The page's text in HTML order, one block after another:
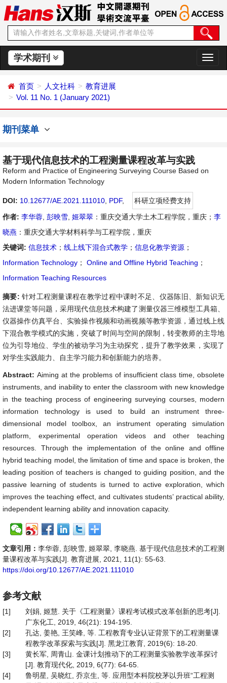
学术期刊
切
换
首页 人文社科
教育进展
Vol. 11 No. 1 (January 2021)
期刊菜单
基于现代信息技术的工程测量课程改革与实践
Reform and Practice of Engineering Surveying Course Based on
Modern Information Technology
DOI: 10.12677/AE.2021.111010 PDF,
科研立项经费支持
作者: 李华蓉 彭映雪 姬翠翠 ：重庆交通大学土木工程学院，重庆； 李
晓燕 ：重庆交通大学材料科学与工程学院，重庆
关键词: 信息技术 ； 线上线下混合式教学 ； 信息化教学资源 ；
Information Technology ； Online and Offline Hybrid Teaching ；
Information Teaching Resources
摘要: 针对工程测量课程在教学过程中课时不足、仪器陈旧、新知识无
法进课堂等问题，采用现代信息技术构建了测量仪器三维模型工具箱、
仪器操作仿真平台、实验操作视频和动画视频等教学资源，通过线上线
下混合教学模式的实施，突破了时间与空间的限制，转变教师的主导地
位为引导地位、学生的被动学习为主动探究，提升了教学效果，实现了
对学生实践能力、自主学习能力和创新能力的培养。
Abstract: Aiming at the problems of insufficient class time, obsolete
instruments, and inability to enter the classroom with new knowledge
in the teaching process of engineering surveying courses, modern
information technology is used to build an instrument three-
dimensional model toolbox, an instrument operating simulation
platform, experimental operation videos and other teaching
resources. Through the implementation of the online and offline
hybrid teaching model, the limitation of time and space is broken, the
leading position of teachers is changed to guiding position, and the
passive learning of students is turned to active exploration, which
improves the teaching effect, and cultivates students’ practical ability,
independent learning ability and innovation capacity.
文章引用： 李华蓉, 彭映雪, 姬翠翠, 李晓燕. 基于现代信息技术的工程测
量课程改革与实践[J]. 教育进展, 2021, 11(1): 55-63.
https://doi.org/10.12677/AE.2021.111010
参考文献
[1]
刘娟, 姬慧. 关于《工程测量》课程考试模式改革创新的思考[J].
广东化工, 2019, 46(21): 194-195.
[2]
孔达, 姜艳, 王笑峰, 等. 工程教育专业认证背景下的工程测量课
程教学改革探索与实践[J]. 黑龙江教育, 2019(6): 18-20.
[3]
黄长军, 周青山. 金课计划推动下的工程测量实验教学改革探讨
[J]. 教育现代化, 2019, 6(77): 64-65.
[4]
鲁明星, 吴晓红, 乔京生, 等. 应用型本科院校茅以升班“工程测